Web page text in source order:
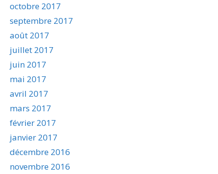
octobre 2017
septembre 2017
août 2017
juillet 2017
juin 2017
mai 2017
avril 2017
mars 2017
février 2017
janvier 2017
décembre 2016
novembre 2016